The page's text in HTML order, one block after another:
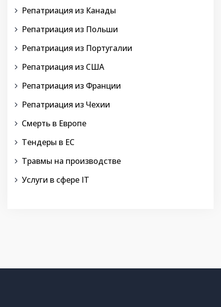
Репатриация из Канады
Репатриация из Польши
Репатриация из Португалии
Репатриация из США
Репатриация из Франции
Репатриация из Чехии
Смерть в Европе
Тендеры в ЕС
Травмы на производстве
Услуги в сфере IT